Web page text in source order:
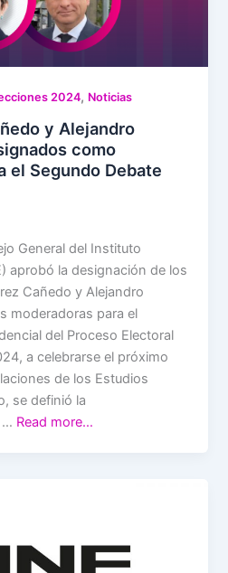
2024, Noticias
y Alejandro
como
el Segundo Debate
General del Instituto
aprobó la designación de los
Cañedo y Alejandro
moderadoras para el
del Proceso Electoral
a celebrarse el próximo
de los Estudios
se definió la
… Read more…